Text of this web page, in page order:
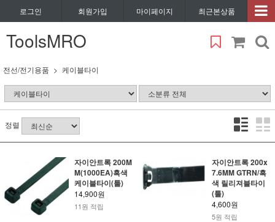
로그인 회원가입 마이페이지 최근본상품
ToolsMRO
전선/전기용품 케이블타이
정렬
자이안트록 200M
M(1000EA)흑색
케이블타이(툴)
14,900원
11원 적립
자이안트록 200x
7.6MM GTRN/흑
색 릴리져블타이
(툴)
4,600원
5원 적립